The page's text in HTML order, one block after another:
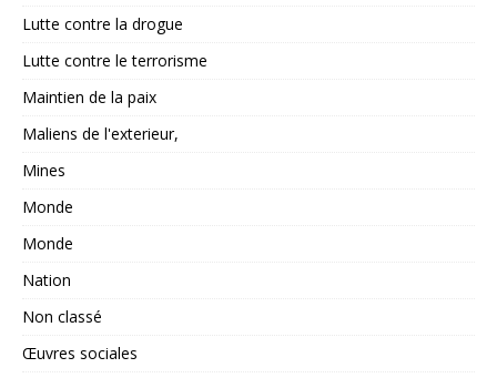
Lutte contre la drogue
Lutte contre le terrorisme
Maintien de la paix
Maliens de l'exterieur,
Mines
Monde
Monde
Nation
Non classé
Œuvres sociales